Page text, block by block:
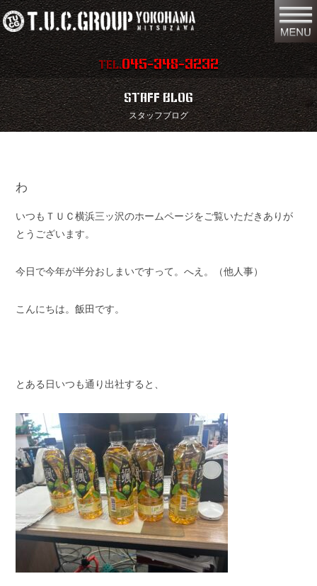
TEL.045-348-3232
在庫車両情報 店舗情報
保証内容 地図
スタッフ紹介
特別作業 注文販売
リクルート
STAFF BLOG
スタッフブログ
わ
いつもＴＵＣ横浜三ッ沢のホームページをご覧いただきありが
とうございます。
今日で今年が半分おしまいですって。へえ。（他人事）
こんにちは。飯田です。
とある日いつも通り出社すると、